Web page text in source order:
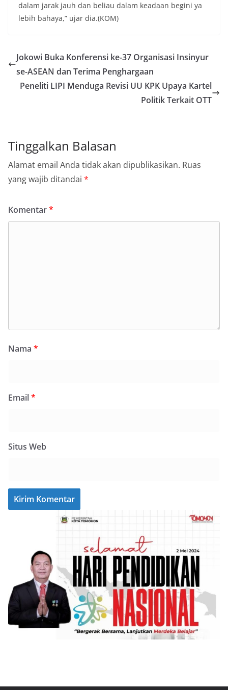
dalam jarak jauh dan beliau dalam keadaan begini ya
lebih bahaya,” ujar dia.(KOM)
Jokowi Buka Konferensi ke-37 Organisasi Insinyur
se-ASEAN dan Terima Penghargaan
Peneliti LIPI Menduga Revisi UU KPK Upaya Kartel
Politik Terkait OTT
Tinggalkan Balasan
Alamat email Anda tidak akan dipublikasikan. Ruas
yang wajib ditandai *
Komentar*
Nama *
Email*
Situs Web